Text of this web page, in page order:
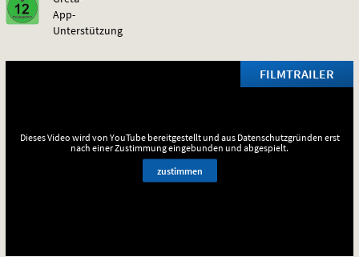
FILMTRAILER
Dieses Video wird von YouTube bereitgestellt und aus Datenschutzgründen erst
nach einer Zustimmung eingebunden und abgespielt.
zustimmen